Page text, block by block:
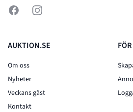
FacebookInstagram
AUKTION.SE
Om oss
Nyheter
Veckans gäst
Kontakt